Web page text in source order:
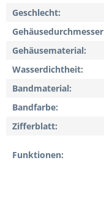
Geschlecht
Gehäusedurchmesser
Gehäusematerial
Wasserdichtheit
Bandmaterial
Bandfarbe
Zifferblatt
Funktionen